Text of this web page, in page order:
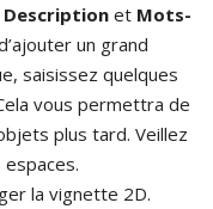
Description et Mots-
un grand
saisissez quelques
vous permettra de
plus tard. Veillez
la vignette 2D.